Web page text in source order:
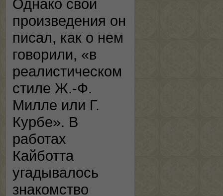
Однако свои
произведения он
писал, как о нем
говорили, «в
реалистическом
стиле Ж.-Ф.
Милле или Г.
Курбе». В
работах
Кайботта
угадывалось
знакомство